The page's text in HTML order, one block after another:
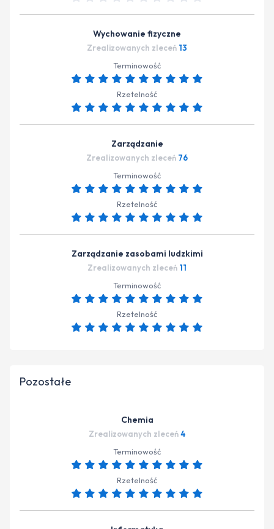
Wychowanie fizyczne
Zrealizowanych zleceń 13
Terminowość
Rzetelność
Zarządzanie
Zrealizowanych zleceń 76
Terminowość
Rzetelność
Zarządzanie zasobami ludzkimi
Zrealizowanych zleceń 11
Terminowość
Rzetelność
Pozostałe
Chemia
Zrealizowanych zleceń4
Terminowość
Rzetelność